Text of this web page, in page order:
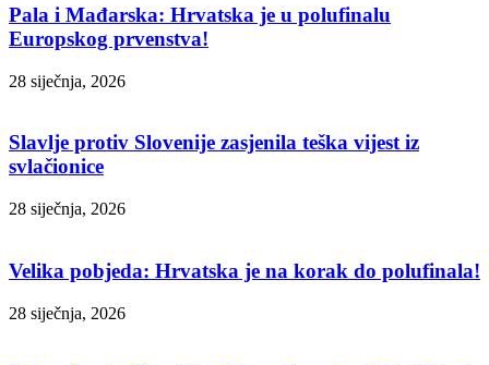
Pala i Mađarska: Hrvatska je u polufinalu
Europskog prvenstva!
28 siječnja, 2026
Slavlje protiv Slovenije zasjenila teška vijest iz
svlačionice
28 siječnja, 2026
Velika pobjeda: Hrvatska je na korak do polufinala!
28 siječnja, 2026